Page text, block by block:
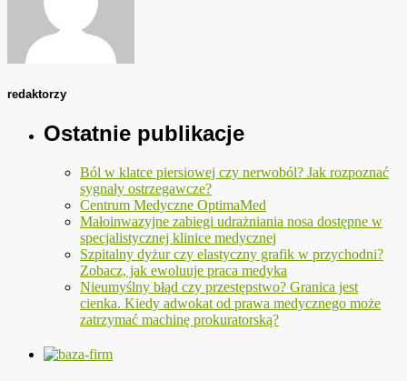
redaktorzy
Ostatnie publikacje
Ból w klatce piersiowej czy nerwoból? Jak rozpoznać
sygnały ostrzegawcze?
Centrum Medyczne OptimaMed
Małoinwazyjne zabiegi udrażniania nosa dostępne w
specjalistycznej klinice medycznej
Szpitalny dyżur czy elastyczny grafik w przychodni?
Zobacz, jak ewoluuje praca medyka
Nieumyślny błąd czy przestępstwo? Granica jest
cienka. Kiedy adwokat od prawa medycznego może
zatrzymać machinę prokuratorską?